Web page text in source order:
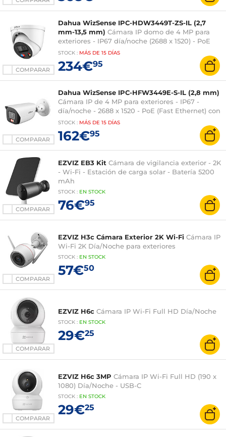
COMPARAR
Dahua WizSense IPC-HDW3449T-ZS-IL (2,7
mm-13,5 mm) Cámara IP domo de 4 MP para
exteriores - IP67 día/noche (2688 x 1520) - PoE
(Fast Ethernet) con ranura microSD
STOCK : MÁS DE 15 DÍAS
234€95
COMPARAR
Dahua WizSense IPC-HFW3449E-S-IL (2,8 mm)
Cámara IP de 4 MP para exteriores - IP67 -
día/noche - 2688 x 1520 - PoE (Fast Ethernet) con
ranura microSD
STOCK : MÁS DE 15 DÍAS
162€95
COMPARAR
EZVIZ EB3 Kit Cámara de vigilancia exterior - 2K
- Wi-Fi - Estación de carga solar - Batería 5200
mAh
STOCK : EN STOCK
76€95
COMPARAR
EZVIZ H3c Cámara Exterior 2K Wi-Fi Cámara IP
Wi-Fi 2K Día/Noche para exteriores
STOCK : EN STOCK
57€50
COMPARAR
EZVIZ H6c Cámara IP Wi-Fi Full HD Día/Noche
STOCK : EN STOCK
29€25
COMPARAR
EZVIZ H6c 3MP Cámara IP Wi-Fi Full HD (190 x
1080) Día/Noche - USB-C
STOCK : EN STOCK
29€25